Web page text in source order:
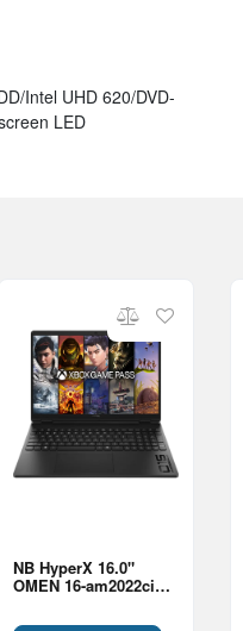
Intel UHD 620/DVD-
LED
NB HyperX 16.0"
OMEN 16-am2022ci
270HX Plus 24Gb 1Tb